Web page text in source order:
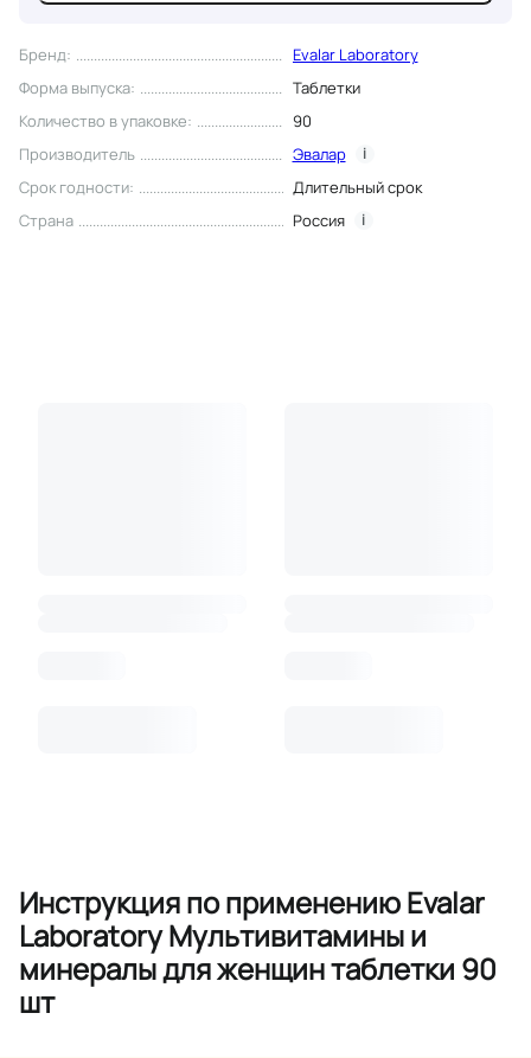
Бренд:
Evalar Laboratory
Форма выпуска:
Таблетки
Количество в упаковке:
90
Производитель
Эвалар i
Срок годности:
Длительный срок
Страна
Россия i
Инструкция по применению Evalar
Laboratory Мультивитамины и
минералы для женщин таблетки 90
шт